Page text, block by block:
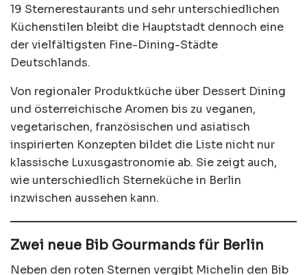
19 Sternerestaurants und sehr unterschiedlichen
Küchenstilen bleibt die Hauptstadt dennoch eine
der vielfältigsten Fine-Dining-Städte
Deutschlands.
Von regionaler Produktküche über Dessert Dining
und österreichische Aromen bis zu veganen,
vegetarischen, französischen und asiatisch
inspirierten Konzepten bildet die Liste nicht nur
klassische Luxusgastronomie ab. Sie zeigt auch,
wie unterschiedlich Sterneküche in Berlin
inzwischen aussehen kann.
Zwei neue Bib Gourmands für Berlin
Neben den roten Sternen vergibt Michelin den Bib